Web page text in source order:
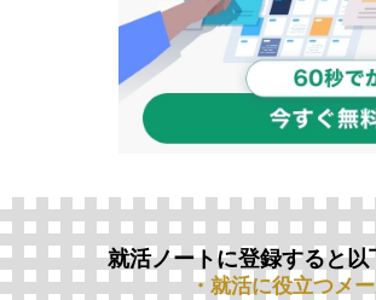
就活ノートに登録すると
・就活に役立つメ